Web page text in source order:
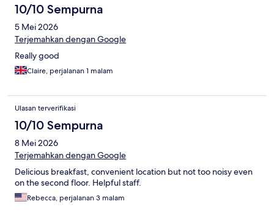
10/10 Sempurna
5 Mei 2026
Terjemahkan dengan Google
Really good
Claire, perjalanan 1 malam
Ulasan terverifikasi
10/10 Sempurna
8 Mei 2026
Terjemahkan dengan Google
Delicious breakfast, convenient location but not too noisy even
on the second floor. Helpful staff.
Rebecca, perjalanan 3 malam